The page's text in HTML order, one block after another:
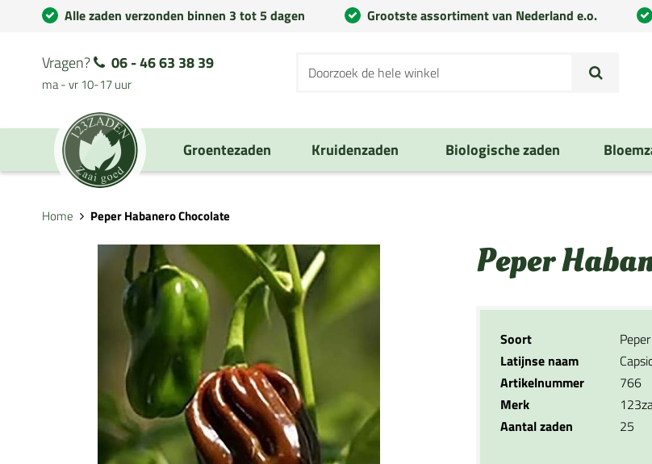
Alle zaden verzonden binnen 3 tot 5 dagen Grootste assortiment van Nederland e.o.
Vragen? 06 - 46 63 38 39
ma - vr 10-17 uur
Groentezaden Kruidenzaden Biologische zaden
Home Peper Habanero Chocolate
Peper
Soort
Peper
Latijnse naam
Artikelnummer
766
Merk
Aantal zaden
25